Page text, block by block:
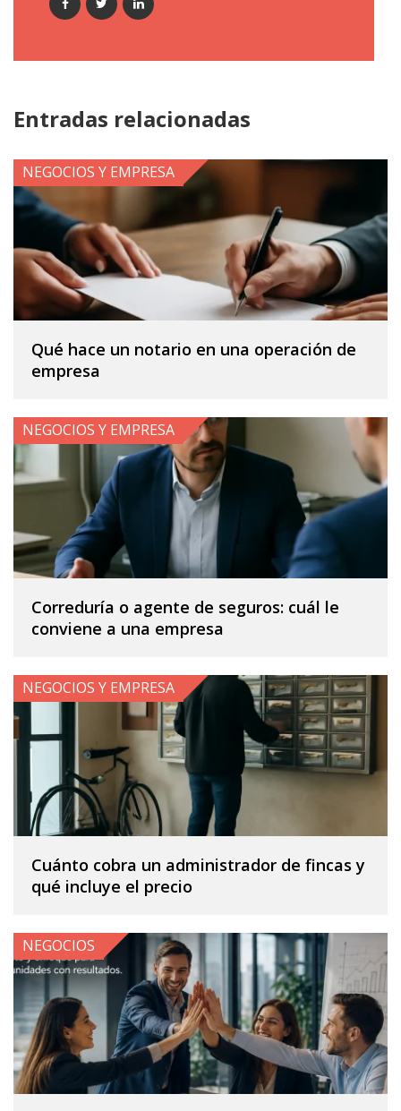
Entradas relacionadas
Qué hace un notario en una operación de
empresa
NEGOCIOS Y EMPRESA
Correduría o agente de seguros: cuál le
conviene a una empresa
NEGOCIOS Y EMPRESA
Cuánto cobra un administrador de fincas y
qué incluye el precio
NEGOCIOS Y EMPRESA
NEGOCIOS